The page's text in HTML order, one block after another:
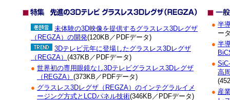
未体験の3D映像を提供するグラスレス3Dレグザ
（REGZA）の開発(120KB／PDFデータ)
3Dテレビ元年に登場したグラスレス3Dレグザ
（REGZA） (437KB／PDFデータ)
● 世界初の専用眼鏡なし3Dテレビグラスレス3Dレグザ
（REGZA） (373KB／PDFデータ)
● グラスレス3Dレグザ（REGZA）のインテグラルイメ
ージング方式とLCDパネル技術(346KB／PDFデータ)
● 半
ー
● 半
●
高
● 産